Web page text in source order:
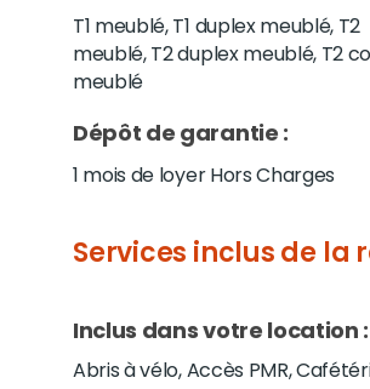
T1 meublé, T1 duplex meublé, T2
meublé, T2 duplex meublé, T2
meublé
Dépôt de garantie :
1 mois de loyer Hors Charges
Services inclus de la
Inclus dans votre location :
Abris à vélo, Accès PMR,